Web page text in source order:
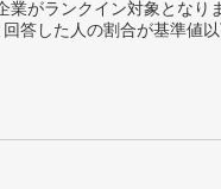
がランクイン対象となり
した人の割合が基準値